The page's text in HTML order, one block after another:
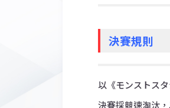
決賽規則
以《モンストス
決賽採競速淘汰